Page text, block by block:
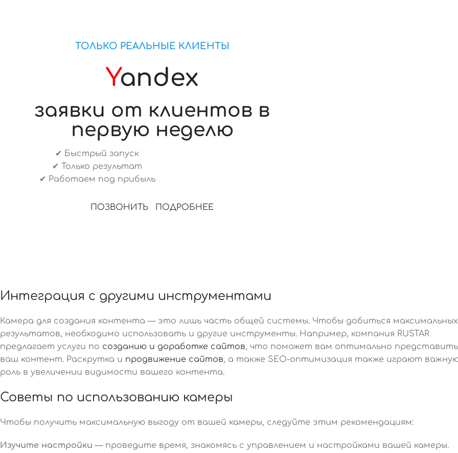
ТОЛЬКО РЕАЛЬНЫЕ КЛИЕНТЫ
Yandex
заявки от клиентов в
первую неделю
✔ Быстрый запуск
✔ Только результат
✔ Работаем под прибыль
ПОЗВОНИТЬ ПОДРОБНЕЕ
Интеграция с другими инструментами
Камера для создания контента — это лишь часть общей системы. Чтобы добиться максимальных
результатов, необходимо использовать и другие инструменты. Например, компания RUSTAR
предлагает услуги по созданию и доработке сайтов, что поможет вам оптимально представить
ваш контент. Раскрутка и продвижение сайтов, а также SEO-оптимизация также играют
роль в увеличении видимости вашего контента.
Советы по использованию камеры
Чтобы получить максимальную выгоду от вашей камеры, следуйте этим рекомендациям:
Изучите настройки — проведите время, знакомясь с управлением и настройками вашей камеры.